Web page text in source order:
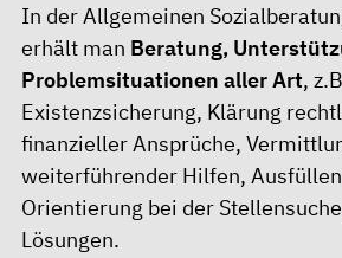
In der Allgemeinen
erhält man Beratung,
Problemsituationen aller Art,
Existenzsicherung, Klärung
finanzieller Ansprüche,
weiterführender Hilfen,
Orientierung bei der
Lösungen.